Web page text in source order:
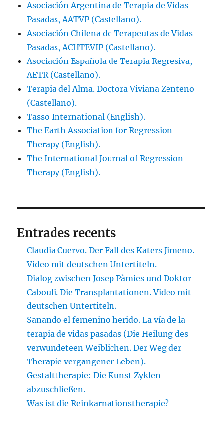
Asociación Argentina de Terapia de Vidas
Pasadas, AATVP (Castellano).
Asociación Chilena de Terapeutas de Vidas
Pasadas, ACHTEVIP (Castellano).
Asociación Española de Terapia Regresiva,
AETR (Castellano).
Terapia del Alma. Doctora Viviana Zenteno
(Castellano).
Tasso International (English).
The Earth Association for Regression
Therapy (English).
The International Journal of Regression
Therapy (English).
Entrades recents
Claudia Cuervo. Der Fall des Katers Jimeno.
Video mit deutschen Untertiteln.
Dialog zwischen Josep Pàmies und Doktor
Cabouli. Die Transplantationen. Video mit
deutschen Untertiteln.
Sanando el femenino herido. La vía de la
terapia de vidas pasadas (Die Heilung des
verwundeteen Weiblichen. Der Weg der
Therapie vergangener Leben).
Gestalttherapie: Die Kunst Zyklen
abzuschließen.
Was ist die Reinkarnationstherapie?